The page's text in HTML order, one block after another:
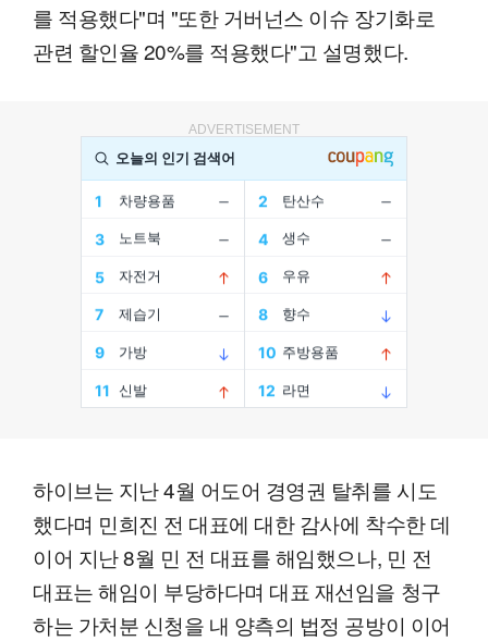
를 적용했다"며 "또한 거버넌스 이슈 장기화로
관련 할인율 20%를 적용했다"고 설명했다.
ADVERTISEMENT
하이브는 지난 4월 어도어 경영권 탈취를 시도
했다며 민희진 전 대표에 대한 감사에 착수한 데
이어 지난 8월 민 전 대표를 해임했으나, 민 전
대표는 해임이 부당하다며 대표 재선임을 청구
하는 가처분 신청을 내 양측의 법정 공방이 이어